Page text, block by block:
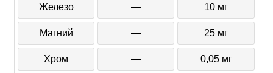
Железо — 10 мг
Магний — 25 мг
Хром — 0,05 мг